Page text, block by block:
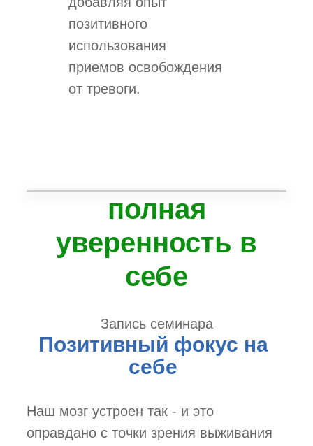
позитивного
использования
приемов освобождения
от тревоги.
полная
уверенность в
себе
Запись семинара
Позитивный фокус на
себе
Наш мозг устроен так - и это
оправдано с точки зрения выживания